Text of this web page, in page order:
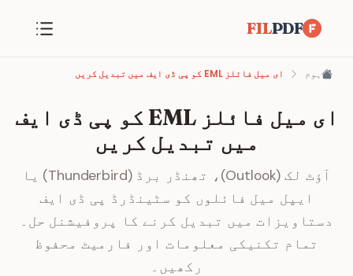
FILPDF
ہوم ای میل فائلز EML کو پی ڈی ایف میں تبدیل کریں
ای میل فائلز EML کو پی ڈی ایف
میں تبدیل کریں
آؤٹ لک (Outlook)، تھنڈر برڈ (Thunderbird) یا
ایپل میل فائلوں کو سٹینڈرڈ پی ڈی ایف
دستاویزات میں تبدیل کرنے کا پروفیشنل حل۔
تمام تکنیکی معلومات اور فارمیٹ محفوظ
رکھیں۔